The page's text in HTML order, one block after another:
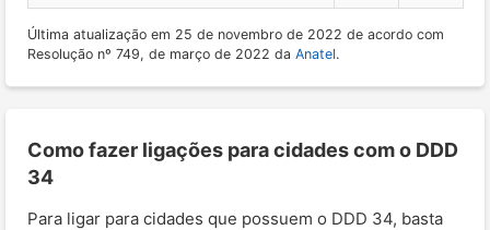
Última atualização em 25 de novembro de 2022 de acordo com
Resolução nº 749, de março de 2022 da Anatel.
Como fazer ligações para cidades com o DDD
34
Para ligar para cidades que possuem o DDD 34, basta